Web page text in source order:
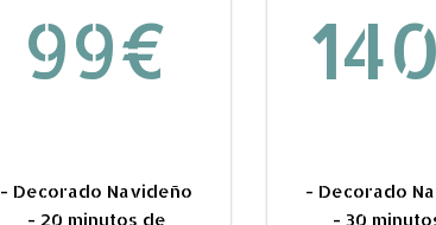
99€
- Decorado Navideño
- 20 minutos de
- Decorado
- 30